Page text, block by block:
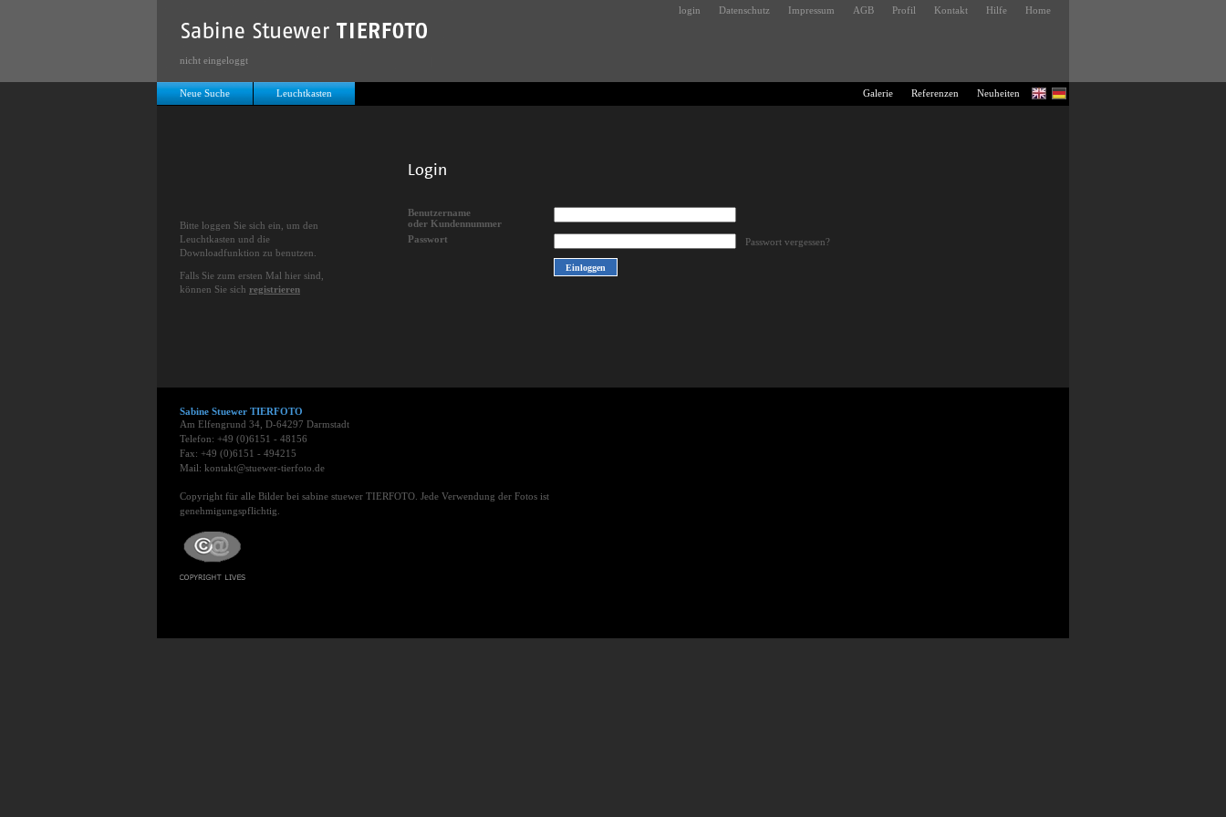
Neue Suche Leuchtkasten
Login
Benutzername
oder Kundennummer
Passwort
Passwort vergessen?
Bitte loggen Sie sich ein, um den
Leuchtkasten und die
Downloadfunktion zu benutzen.
Falls Sie zum ersten Mal hier sind,
können Sie sich registrieren
Sabine Stuewer TIERFOTO
Am Elfengrund 34, D-64297 Darmstadt
Telefon: +49 (0)6151 - 48156
Fax: +49 (0)6151 - 494215
Mail: kontakt@stuewer-tierfoto.de
Copyright für alle Bilder bei sabine stuewer TIERFOTO. Jede Verwendung der Fotos ist
genehmigungspflichtig.
Home
Hilfe
Kontakt
Profil
AGB
Impressum
Datenschutz
login
Neuheiten
Referenzen
Galerie
nicht eingeloggt